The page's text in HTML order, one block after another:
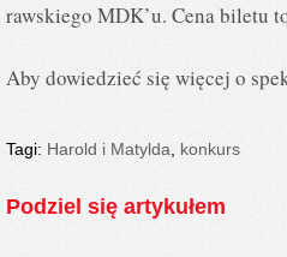
rawskiego MDK’u. Cena biletu
Aby dowiedzieć się więcej o
Tagi: Harold i Matylda konkurs
Podziel się artykułem